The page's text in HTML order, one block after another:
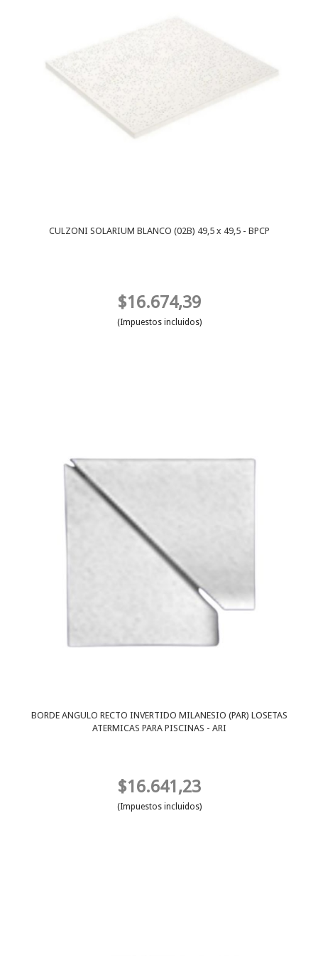
CULZONI SOLARIUM BLANCO (02B) 49,5 x 49,5 - BPCP
$16.674,39
(Impuestos incluidos)
BORDE ANGULO RECTO INVERTIDO MILANESIO (PAR) LOSETAS
ATERMICAS PARA PISCINAS - ARI
$16.641,23
(Impuestos incluidos)